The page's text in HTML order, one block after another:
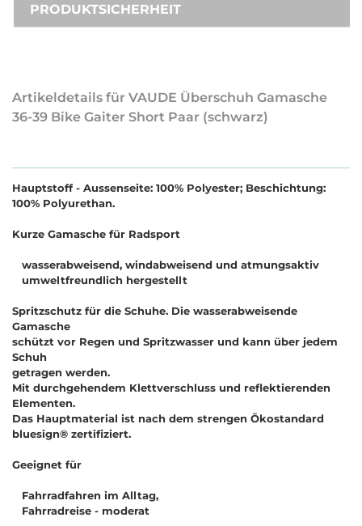
PRODUKTSICHERHEIT
Artikeldetails für VAUDE Überschuh Gamasche
36-39 Bike Gaiter Short Paar (schwarz)
Hauptstoff - Aussenseite: 100% Polyester; Beschichtung:
100% Polyurethan.
Kurze Gamasche für Radsport
wasserabweisend, windabweisend und atmungsaktiv
umweltfreundlich hergestellt
Spritzschutz für die Schuhe. Die wasserabweisende
Gamasche
schützt vor Regen und Spritzwasser und kann über jedem
Schuh
getragen werden.
Mit durchgehendem Klettverschluss und reflektierenden
Elementen.
Das Hauptmaterial ist nach dem strengen Ökostandard
bluesign® zertifiziert.
Geeignet für
Fahrradfahren im Alltag,
Fahrradreise - moderat